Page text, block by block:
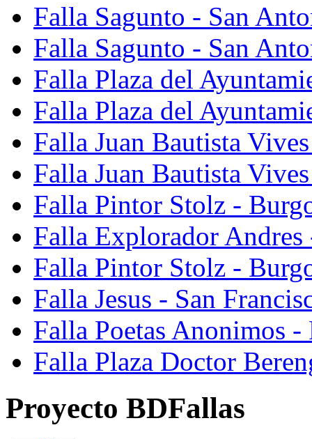
Falla Sagunto - San
Falla Sagunto - San
Falla Plaza del
Falla Plaza del
Falla Juan Bautista
Falla Juan Bautista
Falla Pintor Stolz -
Falla Explorador Andres
Falla Pintor Stolz -
Falla Jesus - San
Falla Poetas Anonimos
Falla Plaza Doctor
Proyecto BDFallas